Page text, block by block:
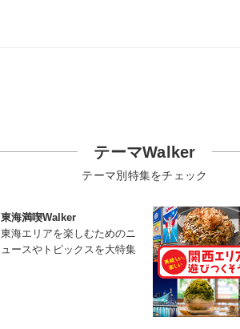
テーマWalker
テーマ別特集をチェック
東海満喫Walker
東海エリアを楽しむためのニ
ュースやトピックスを大特集